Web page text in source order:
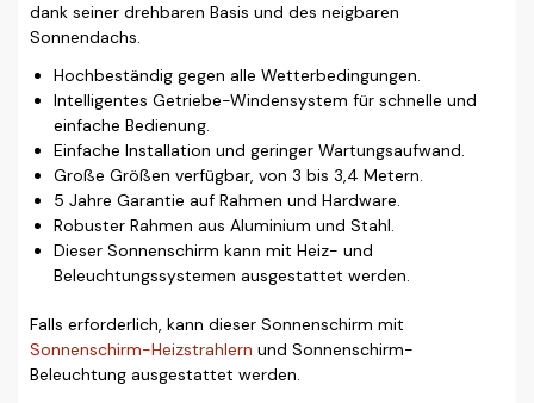
dank seiner drehbaren Basis und des neigbaren
Sonnendachs.
Hochbeständig gegen alle Wetterbedingungen.
Intelligentes Getriebe-Windensystem für schnelle und
einfache Bedienung.
Einfache Installation und geringer Wartungsaufwand.
Große Größen verfügbar, von 3 bis 3,4 Metern.
5 Jahre Garantie auf Rahmen und Hardware.
Robuster Rahmen aus Aluminium und Stahl.
Dieser Sonnenschirm kann mit Heiz- und
Beleuchtungssystemen ausgestattet werden.
Falls erforderlich, kann dieser Sonnenschirm mit
Sonnenschirm-Heizstrahlern und Sonnenschirm-
Beleuchtung ausgestattet werden.